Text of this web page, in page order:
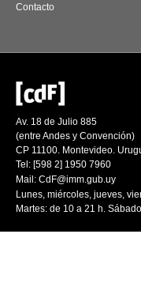
Contacto
Av. 18 de Julio 885
(entre Andes y Convención)
CP 11100. Montevideo.
Tel: [598 2] 1950 7960
Mail: CdF@imm.gub.uy
Lunes, miércoles, jueves,
Martes: de 10 a 21 h.